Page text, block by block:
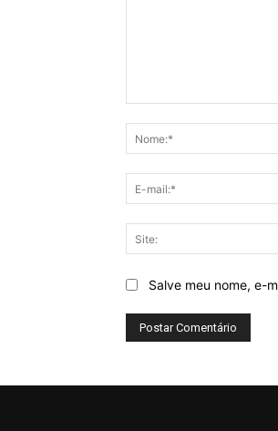
Salve meu nome, e-